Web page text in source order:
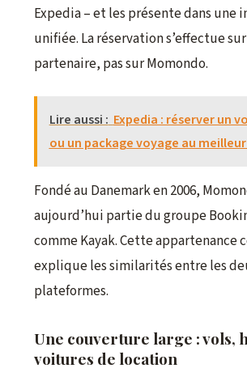
Expedia – et les présente dans une
unifiée. La réservation s’effectue
partenaire, pas sur Momondo.
Lire aussi : Expedia : réserver un
ou un package voyage au
Fondé au Danemark en 2006,
aujourd’hui partie du groupe
comme Kayak. Cette appartenance
explique les similarités entre les
plateformes.
Une couverture large : vols,
voitures de location